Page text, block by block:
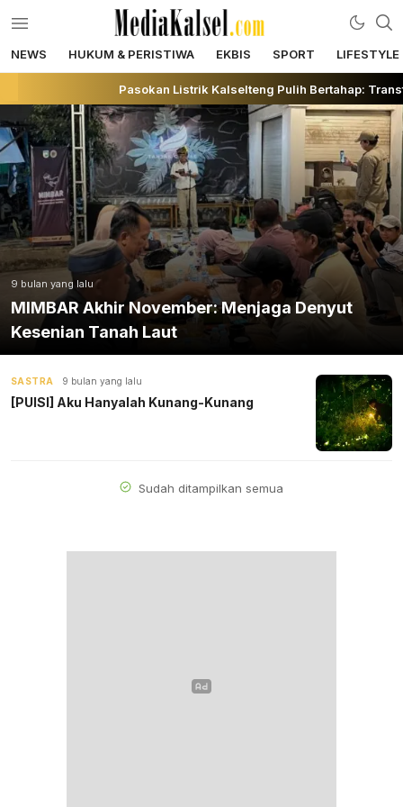
mediakalsel.com
Berita Update Banua
NEWS HUKUM & PERISTIWA EKBIS SPORT LIFESTYLE
Pasokan Listrik Kalselteng Pulih Bertahap:
9 bulan yang lalu
MIMBAR Akhir November: Menjaga Denyut
Kesenian Tanah Laut
SASTRA 9 bulan yang lalu
[PUISI] Aku Hanyalah Kunang-Kunang
Sudah ditampilkan semua